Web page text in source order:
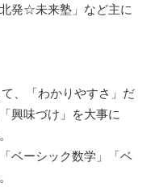
発☆未来塾」など主に
、「わかりやすさ」だ
興味づけ」を大事に
ベーシック数学」「ベ